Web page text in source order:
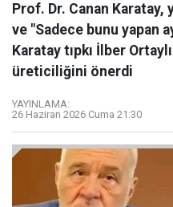
Prof. Dr. Canan Karatay,
ve "Sadece bunu yapan
Karatay tıpkı İlber
üreticiliğini önerdi
YAYINLAMA:
26 Haziran 2026 Cuma 21:30